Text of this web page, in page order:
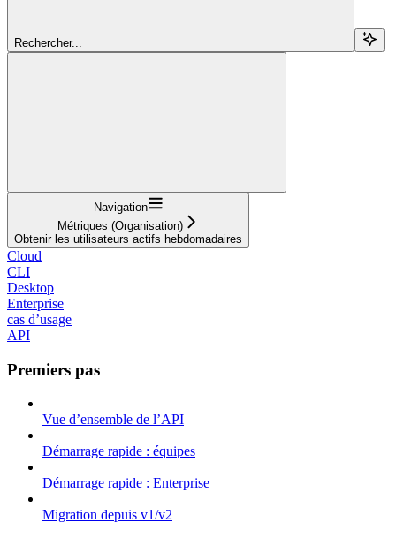
Rechercher...
Navigation
Métriques (Organisation)
Obtenir les utilisateurs actifs hebdomadaires
Cloud
CLI
Desktop
Enterprise
cas d’usage
API
Premiers pas
Vue d’ensemble de l’API
Démarrage rapide : équipes
Démarrage rapide : Enterprise
Migration depuis v1/v2